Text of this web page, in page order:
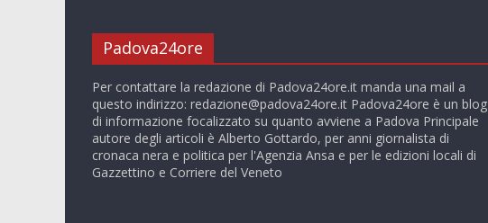
Padova24ore
Per contattare la redazione di Padova24ore.it manda una mail a
questo indirizzo: redazione@padova24ore.it Padova24ore è un blog
di informazione focalizzato su quanto avviene a Padova Principale
autore degli articoli è Alberto Gottardo, per anni giornalista di
cronaca nera e politica per l'Agenzia Ansa e per le edizioni locali di
Gazzettino e Corriere del Veneto